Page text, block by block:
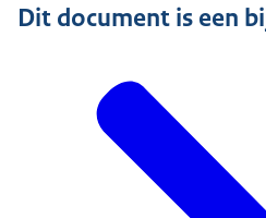
Dit document is een